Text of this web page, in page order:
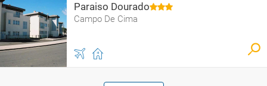
Paraiso Dourado
Campo De Cima